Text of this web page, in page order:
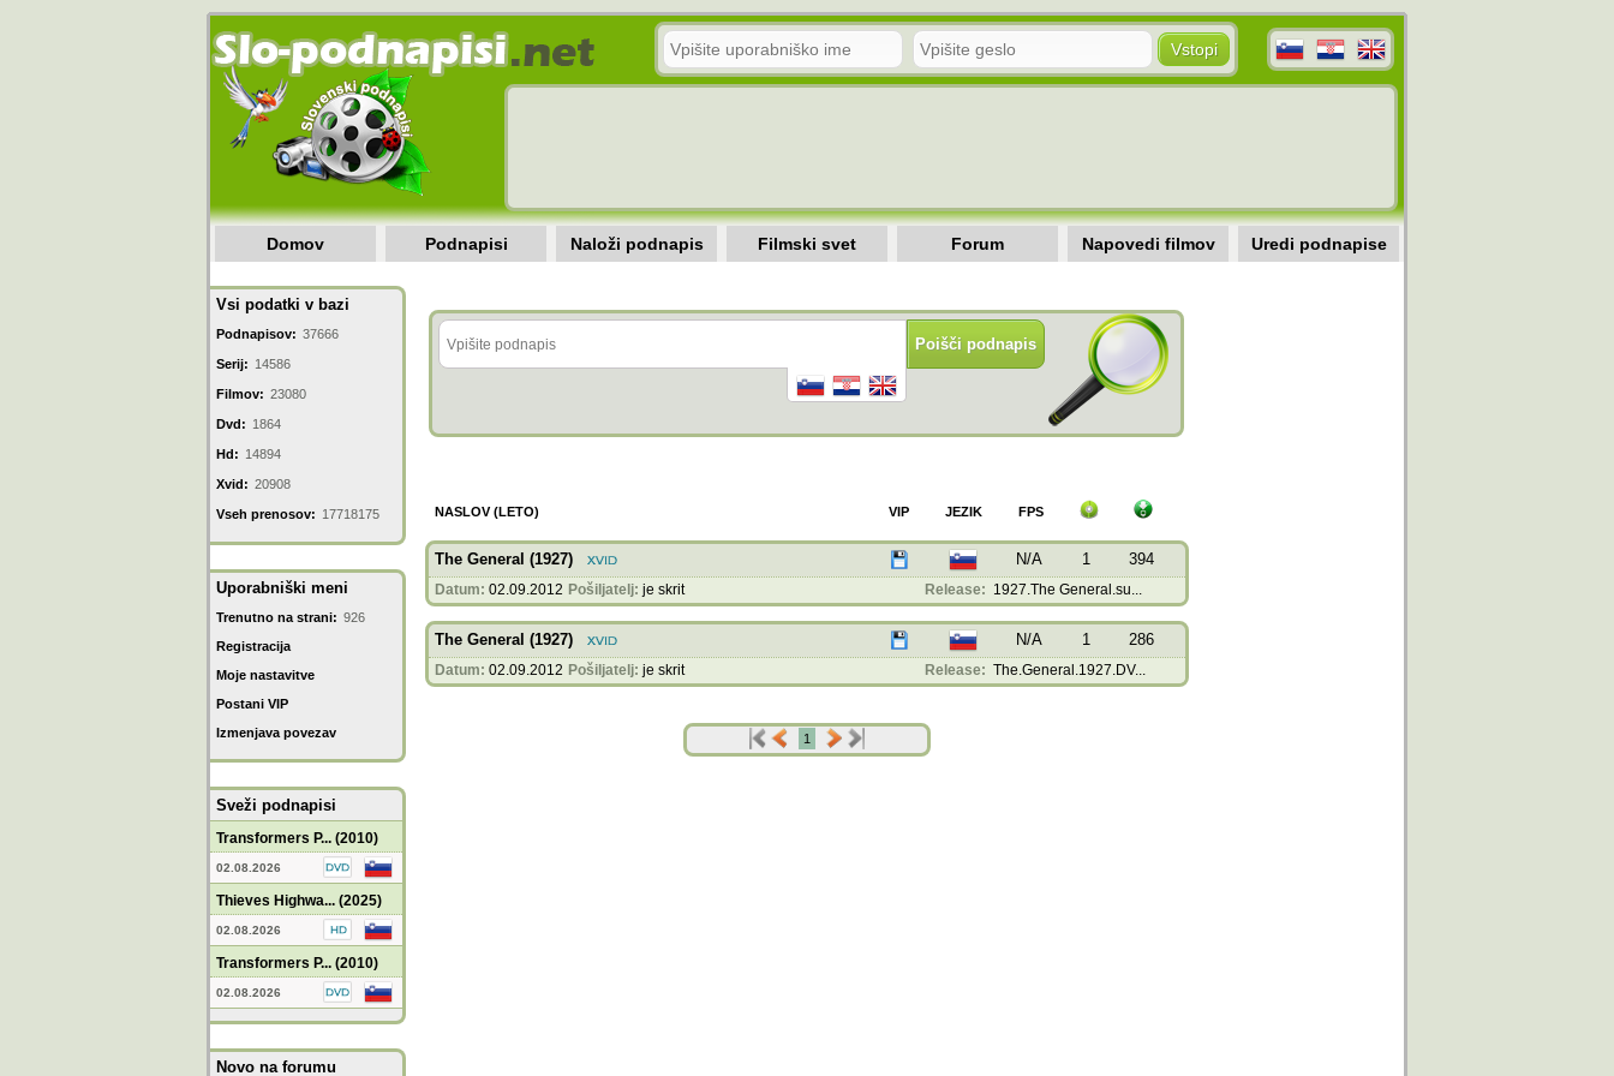
Domov Podnapisi Naloži podnapis Filmski svet Forum Napovedi filmov Uredi podnapise
Vsi podatki v bazi
Podnapisov: 37666
Serij: 14586
Filmov: 23080
Dvd: 1864
Hd: 14894
Xvid: 20908
Vseh prenosov: 17718175
Uporabniški meni
Trenutno na strani: 926
Registracija
Moje nastavitve
Postani VIP
Izmenjava povezav
Sveži podnapisi
Transformers P... (2010)
02.08.2026
Thieves Highwa... (2025)
02.08.2026
Transformers P... (2010)
02.08.2026
Novo na forumu
NASLOV (LETO) FPS
JEZIK
VIP
The General (1927) N/A 1 394
Datum: 02.09.2012 Pošiljatelj: je skrit Release: 1927.The General.su...
The General (1927) N/A 1 286
Datum: 02.09.2012 Pošiljatelj: je skrit Release: The.General.1927.DV...
1